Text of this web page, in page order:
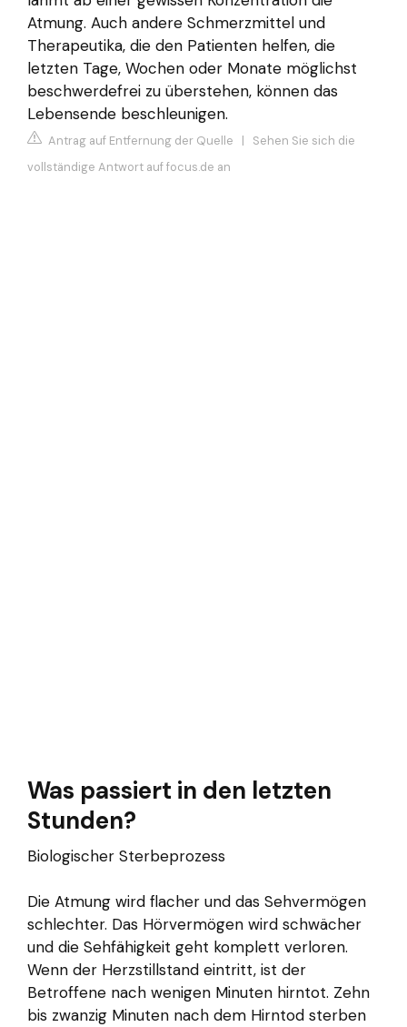
Atmung. Auch andere Schmerzmittel und
Therapeutika, die den Patienten helfen, die
letzten Tage, Wochen oder Monate möglichst
beschwerdefrei zu überstehen, können das
Lebensende beschleunigen.
Antrag auf Entfernung der Quelle | Sehen Sie sich die
vollständige Antwort auf focus.de an
Was passiert in den letzten
Stunden?
Biologischer Sterbeprozess
Die Atmung wird flacher und das Sehvermögen
schlechter. Das Hörvermögen wird schwächer
und die Sehfähigkeit geht komplett verloren.
Wenn der Herzstillstand eintritt, ist der
Betroffene nach wenigen Minuten hirntot. Zehn
bis zwanzig Minuten nach dem Hirntod sterben